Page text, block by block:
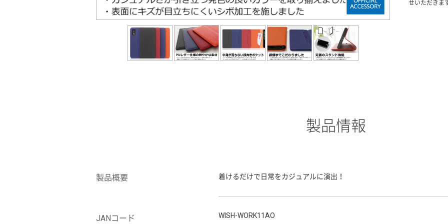
せいただきま
製品情報
製品概要 着けるだけで日常をカジュアルに演出！
JANコード WISH-WORK11AO